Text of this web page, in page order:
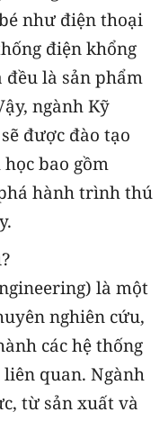
như điện thoại
điện khổng
là sản phẩm
ngành Kỹ
được đào tạo
bao gồm
hành trình thú
là một
nghiên cứu,
các hệ thống
quan. Ngành
từ sản xuất và